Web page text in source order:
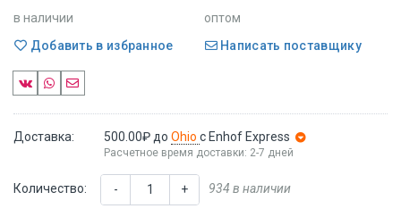
в наличии
оптом
Добавить в избранное
Написать поставщику
Доставка: 500.00₽ до Ohio с Enhof Express
Расчетное время доставки: 2-7 дней
Количество: - + 934 в наличии